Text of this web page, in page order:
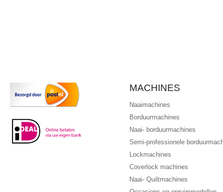
MACHINES
Naaimachines
Borduurmachines
Naai- borduurmachines
Semi-professionele
Lockmachines
Coverlock machines
Naai- Quiltmachines